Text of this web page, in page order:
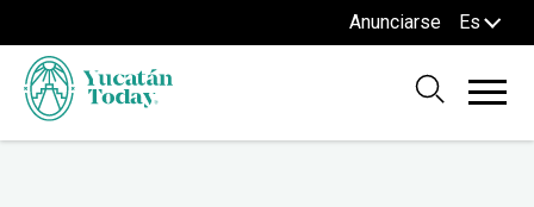
Anunciarse Es